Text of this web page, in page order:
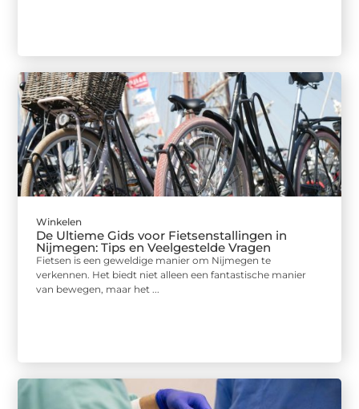
Winkelen
De Ultieme Gids voor Fietsenstallingen in
Nijmegen: Tips en Veelgestelde Vragen
Fietsen is een geweldige manier om Nijmegen te
verkennen. Het biedt niet alleen een fantastische manier
van bewegen, maar het ...